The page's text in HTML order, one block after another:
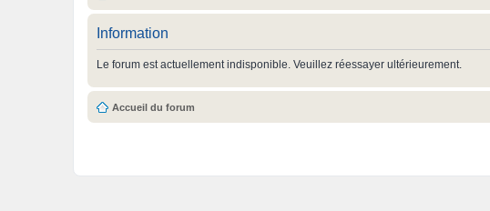
Information
Le forum est actuellement indisponible. Veuillez réessayer ultérieurement.
Accueil du forum